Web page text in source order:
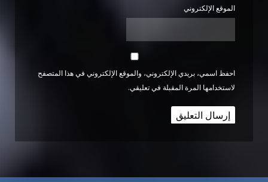
الموقع الإلكتروني
احفظ اسمي، بريدي الإلكتروني، والموقع الإلكتروني في هذا المتصفح
لاستخدامها المرة المقبلة في تعليقي.